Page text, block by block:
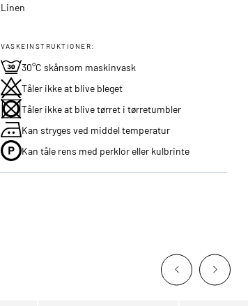
Linen
VASKEINSTRUKTIONER:
30°C skånsom maskinvask
Tåler ikke at blive bleget
Tåler ikke at blive tørret i tørretumbler
Kan stryges ved middel temperatur
Kan tåle rens med perklor eller kulbrinte